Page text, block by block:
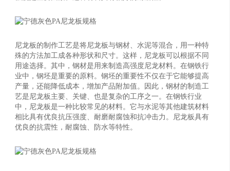
尼龙板的制作工艺是将尼龙板与钢材、水泥等混合，用一种特
殊的方法加工成各种形状和尺寸。这样，尼龙板可以根据不同
用途选择。其中，钢材是用来制造高强度尼龙材料。在钢铁行
业中，钢坯是重要的原料。钢坯的重要性不仅在于它能够提高
产量，还能降低成本，增加产品附加值。因此，钢材的制造工
艺是尼龙板主要、关键、也是复杂的工序之一。在钢铁行业
中，尼龙板是一种比较常见的材料。它与水泥等其他建筑材料
相比具有优良抗压强度、耐磨耐腐蚀和抗冲击力。尼龙板具有
优良的抗震性，耐腐蚀、防水等特性。